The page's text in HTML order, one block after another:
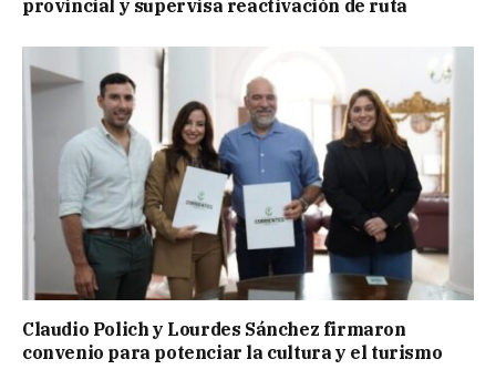
provincial y supervisa reactivación de ruta
Claudio Polich y Lourdes Sánchez firmaron
convenio para potenciar la cultura y el turismo